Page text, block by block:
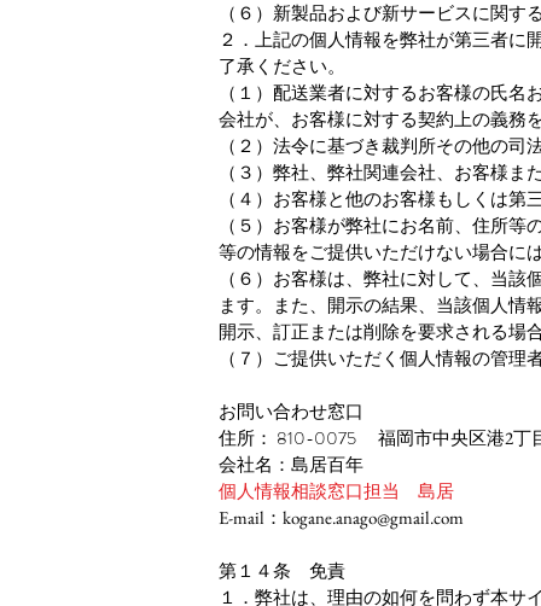
（６）新製品および新サービスに関
２．上記の個人情報を弊社が第三者に
了承ください。
（１）配送業者に対するお客様の氏
会社が、お客様に対する契約上の義務
（２）法令に基づき裁判所その他の
（３）弊社、弊社関連会社、お客様
（４）お客様と他のお客様もしくは
（５）お客様が弊社にお名前、住所
等の情報をご提供いただけない場合に
（６）お客様は、弊社に対して、当
ます。また、開示の結果、当該個人情
開示、訂正または削除を要求される場
（７）ご提供いただく個人情報の管理
お問い合わせ窓口
住所： 810-0075 福岡市中央区港2丁
会社名：島居百年
個人情報相談窓口担当 島居
E-mail：kogane.anago@gmail.com
第１４条 免責
１．弊社は、理由の如何を問わず本サ